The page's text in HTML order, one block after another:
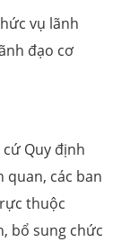
vụ lãnh
đạo cơ
Quy định
quan, các ban
thuộc
bổ sung chức